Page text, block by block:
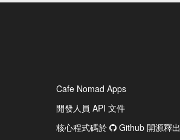
Cafe Nomad Apps
開發人員 API 文件
核心程式碼於
Github 開源釋出